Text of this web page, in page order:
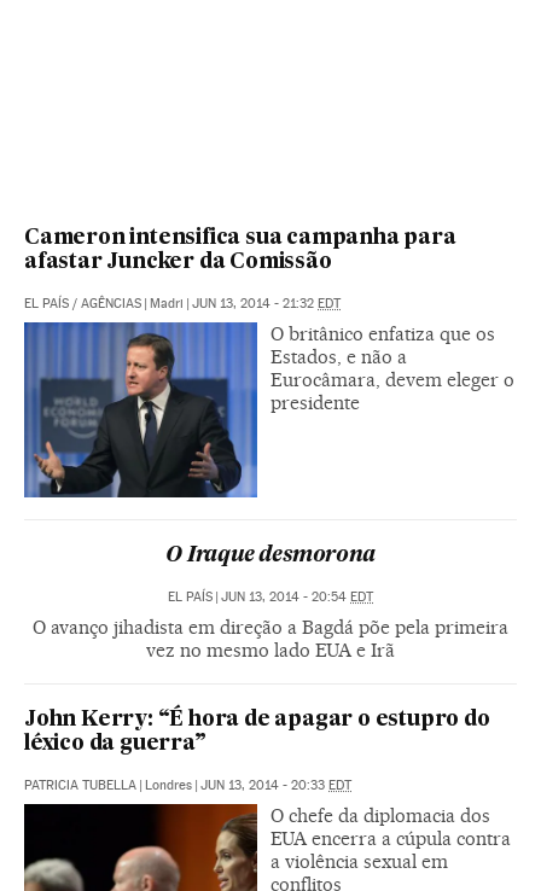
Cameron intensifica sua campanha para
afastar Juncker da Comissão
EL PAÍS / AGÊNCIAS Madri JUN 13, 2014 - 21:32 EDT
O britânico enfatiza que os
Estados, e não a
Eurocâmara, devem eleger o
presidente
O Iraque desmorona
EL PAÍS JUN 13, 2014 - 20:54 EDT
O avanço jihadista em direção a Bagdá põe pela primeira
vez no mesmo lado EUA e Irã
John Kerry: “É hora de apagar o estupro do
léxico da guerra”
PATRICIA TUBELLA Londres JUN 13, 2014 - 20:33 EDT
O chefe da diplomacia dos
EUA encerra a cúpula contra
a violência sexual em
conflitos